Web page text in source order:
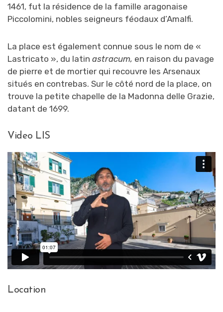
1461, fut la résidence de la famille aragonaise
Piccolomini, nobles seigneurs féodaux d’Amalfi.
La place est également connue sous le nom de «
Lastricato », du latin astracum, en raison du pavage
de pierre et de mortier qui recouvre les Arsenaux
situés en contrebas. Sur le côté nord de la place, on
trouve la petite chapelle de la Madonna delle Grazie,
datant de 1699.
Video LIS
Location